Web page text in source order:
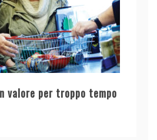
valore per troppo tempo